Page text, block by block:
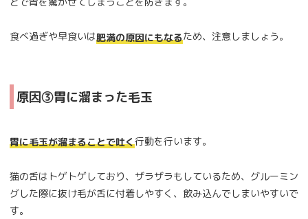
食べ過ぎや早食いは肥満の原因にもなるため、注意しましょう。
原因③胃に溜まった毛玉
胃に毛玉が溜まることで吐く行動を行います。
猫の舌はトゲトゲしており、ザラザラもしているため、グルーミン
グした際に抜け毛が舌に付着しやすく、飲み込んでしまいやすいで
す。